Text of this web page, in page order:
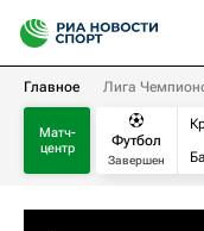
Главное Лига
Матч-
центр
Футбол
Завершен